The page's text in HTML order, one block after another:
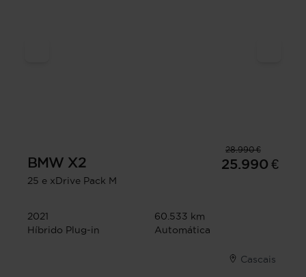
28.990 €
BMW X2
25 e xDrive Pack M
25.990 €
2021
60.533 km
Híbrido Plug-in
Automática
Cascais